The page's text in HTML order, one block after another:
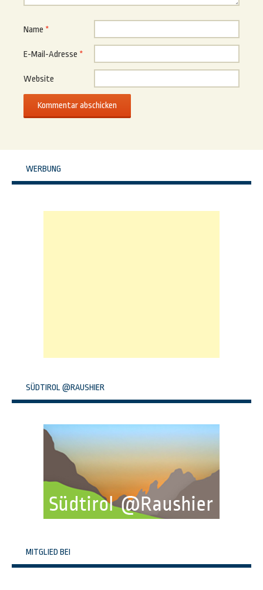
Name *
E-Mail-Adresse *
Website
WERBUNG
SÜDTIROL @RAUSHIER
MITGLIED BEI